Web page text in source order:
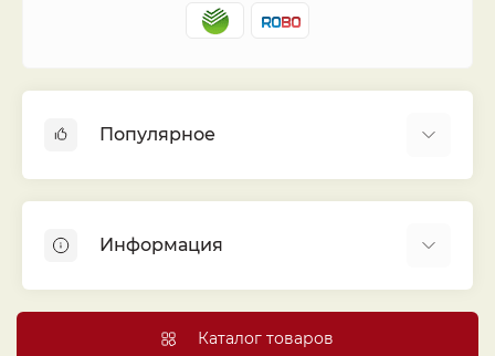
Популярное
Монеты
Банкноты
Листы для монет
Капсулы и холдеры
Информация
Каталог товаров